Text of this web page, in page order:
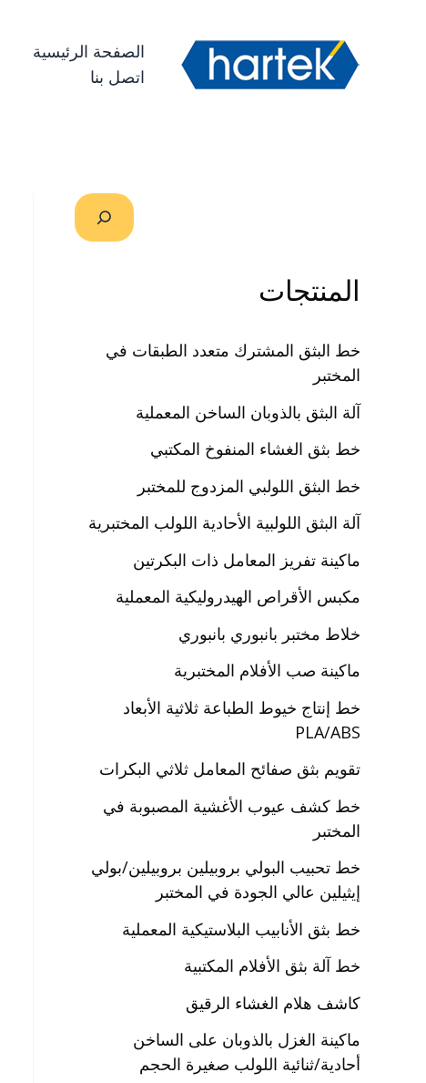
الصفحة الرئيسية
اتصل بنا
المنتجات
خط البثق المشترك متعدد الطبقات في
المختبر
آلة البثق بالذوبان الساخن المعملية
خط بثق الغشاء المنفوخ المكتبي
خط البثق اللولبي المزدوج للمختبر
آلة البثق اللولبية الأحادية اللولب المختبرية
ماكينة تفريز المعامل ذات البكرتين
مكبس الأقراص الهيدروليكية المعملية
خلاط مختبر بانبوري بانبوري
ماكينة صب الأفلام المختبرية
خط إنتاج خيوط الطباعة ثلاثية الأبعاد
PLA/ABS
تقويم بثق صفائح المعامل ثلاثي البكرات
خط كشف عيوب الأغشية المصبوبة في
المختبر
خط تحبيب البولي بروبيلين بروبيلين/بولي
إيثيلين عالي الجودة في المختبر
خط بثق الأنابيب البلاستيكية المعملية
خط آلة بثق الأفلام المكتبية
كاشف هلام الغشاء الرقيق
ماكينة الغزل بالذوبان على الساخن
أحادية/ثنائية اللولب صغيرة الحجم